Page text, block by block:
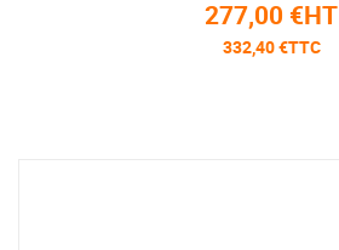
277,00 €HT
332,40 €TTC